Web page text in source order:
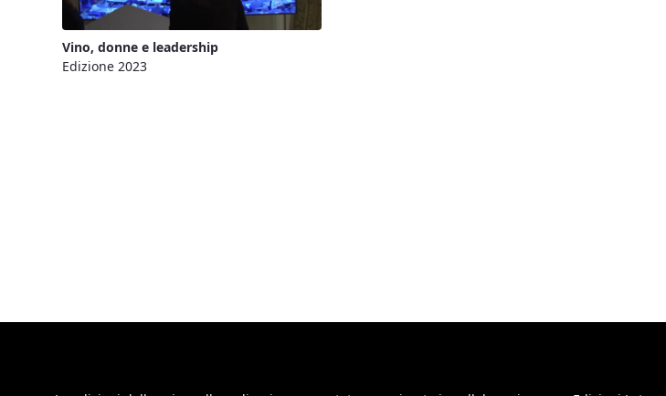
Vino, donne e leadership
Edizione 2023